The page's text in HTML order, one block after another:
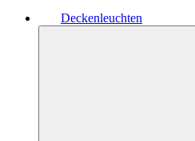
Deckenleuchten